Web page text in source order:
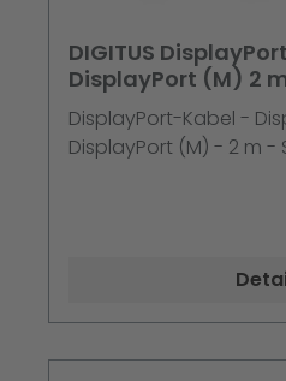
DIGITUS
DisplayPort (M) 2
DisplayPort-Kabel -
DisplayPort (M) - 2 m -